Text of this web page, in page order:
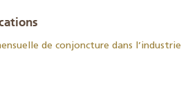
de conjoncture dans l’industrie